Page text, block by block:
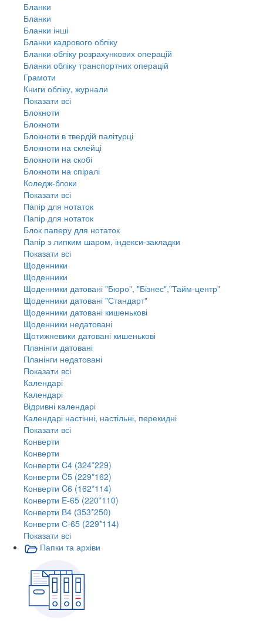
Бланки
Бланки
Бланки інші
Бланки кадрового обліку
Бланки обліку розрахункових операцій
Бланки обліку транспортних операцій
Грамоти
Книги обліку, журнали
Показати всі
Блокноти
Блокноти
Блокноти в твердій палітурці
Блокноти на склейці
Блокноти на скобі
Блокноти на спіралі
Коледж-блоки
Показати всі
Папір для нотаток
Папір для нотаток
Блок паперу для нотаток
Папір з липким шаром, індекси-закладки
Показати всі
Щоденники
Щоденники
Щоденники датовані "Бюро", "Бізнес","Тайм-центр"
Щоденники датовані "Стандарт"
Щоденники датовані кишенькові
Щоденники недатовані
Щотижневики датовані кишенькові
Планінги датовані
Планінги недатовані
Показати всі
Календарі
Календарі
Відривні календарі
Календарі настінні, настільні, перекидні
Показати всі
Конверти
Конверти
Конверти C4 (324*229)
Конверти C5 (229*162)
Конверти C6 (162*114)
Конверти E-65 (220*110)
Конверти В4 (353*250)
Конверти С-65 (229*114)
Показати всі
Папки та архіви